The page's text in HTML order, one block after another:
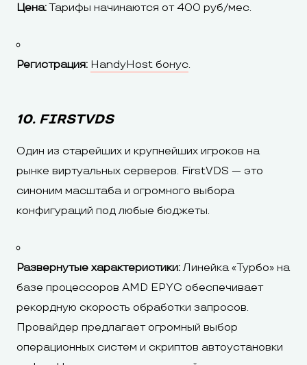
Цена:Тарифы начинаются от 400 руб/мес.
Регистрация: HandyHost бонус.
10. FIRSTVDS
Один из старейших и крупнейших игроков на
рынке виртуальных серверов. FirstVDS — это
синоним масштаба и огромного выбора
конфигураций под любые бюджеты.
Развернутые характеристики:Линейка «Турбо» на
базе процессоров AMD EPYC обеспечивает
рекордную скорость обработки запросов.
Провайдер предлагает огромный выбор
операционных систем и скриптов автоустановки